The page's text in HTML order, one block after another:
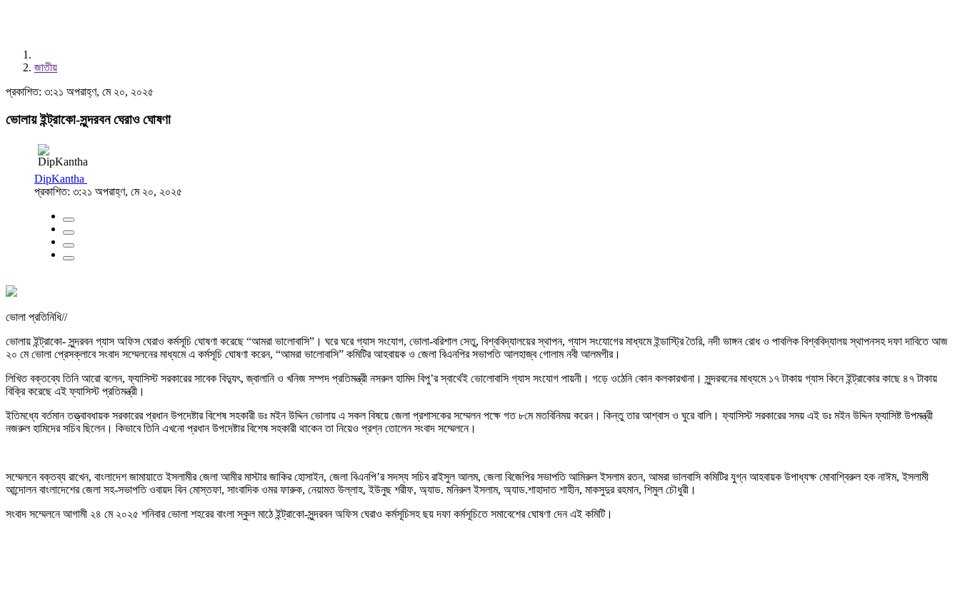
জাতীয়
প্রকাশিত: ৩:২১ অপরাহ্ণ, মে ২০, ২০২৫
ভোলায় ইন্ট্রাকো-সুন্দরবন ঘেরাও ঘোষণা
DipKantha
প্রকাশিত: ৩:২১ অপরাহ্ণ, মে ২০, ২০২৫
ভোলা প্রতিনিধি//
ভোলায় ইন্ট্রাকো- সুন্দরবন গ্যাস অফিস ঘেরাও কর্মসূচি ঘোষণা করেছে “আমরা ভালোবাসি”। ঘরে ঘরে গ্যাস সংযোগ, ভোলা-বরিশাল সেতু, বিশ্ববিদ্যালয়ের স্থাপন, গ্যাস সংযোগের মাধ্যমে ইন্ডাস্ট্রি তৈরি, নদী ভাঙ্গন রোধ ও পাবলিক বিশ্ববিদ্যালয় স্থাপনসহ দফা দাবিতে আজ
২০ মে ভোলা প্রেসক্লাবে সংবাদ সম্মেলনের মাধ্যমে এ কর্মসূচি ঘোষণা করেন, “আমরা ভালোবাসি” কমিটির আহবায়ক ও জেলা বিএনপির সভাপতি আলহাজ্ব গোলাম নবী আলমগীর।
লিখিত বক্তব্যে তিনি আরো বলেন, ফ্যাসিস্ট সরকারের সাবেক বিদ্যুৎ, জ্বালানি ও খনিজ সম্পদ প্রতিমন্ত্রী নসরুল হামিদ বিপু’র স্বার্থেই ভোলোবাসি গ্যাস সংযোগ পায়নী। গড়ে ওঠেনি কোন কলকারখানা। সুন্দরবনের মাধ্যমে ১৭ টাকায় গ্যাস কিনে ইন্ট্রাকোর কাছে ৪৭ টাকায়
বিক্রি করেছে এই ফ্যাসিস্ট প্রতিমন্ত্রী।
ইতিমধ্যে বর্তমান তত্ত্বাবধায়ক সরকারের প্রধান উপদেষ্টার বিশেষ সহকারী ডঃ মইন উদ্দিন ভোলায় এ সকল বিষয়ে জেলা প্রশাসকের সম্মেলন পক্ষে গত ৮মে মতবিনিময় করেন। কিন্তু তার আশ্বাস ও ঘুরে বালি। ফ্যাসিস্ট সরকারের সময় এই ডঃ মইন উদ্দিন ফ্যাসিষ্ট উপমন্ত্রী
নজরুল হামিদের সচিব ছিলেন। কিভাবে তিনি এখনো প্রধান উপদেষ্টার বিশেষ সহকারী থাকেন তা নিয়েও প্রশ্ন তোলেন সংবাদ সম্মেলনে।
সম্মেলনে বক্তব্য রাখেন, বাংলাদেশ জামায়াতে ইসলামীর জেলা আমীর মাস্টার জাকির হোসাইন, জেলা বিএনপি’র সদস্য সচিব রাইসুল আলম, জেলা বিজেপির সভাপতি আমিরুল ইসলাম রতন, আমরা ভালবাসি কমিটির যুগ্ন আহবায়ক উপাধ্যক্ষ মোবাশ্বিরুল হক নাঈম, ইসলামী
আন্দোলন বাংলাদেশের জেলা সহ-সভাপতি ওবায়দ বিন মোস্তফা, সাংবাদিক ওমর ফারুক, নেয়ামত উল্লাহ, ইউনুছ শরীফ, অ্যাড. মনিরুল ইসলাম, অ্যাড.শাহাদাত শাহীন, মাকসুদুর রহমান, শিমুল চৌধুরী।
সংবাদ সম্মেলনে আগামী ২৪ মে ২০২৫ শনিবার ভোলা শহরের বাংলা স্কুল মাঠে ইন্ট্রাকো-সুন্দরবন অফিস ঘেরাও কর্মসূচিসহ ছয় দফা কর্মসূচিতে সমাবেশের ঘোষণা দেন এই কমিটি।